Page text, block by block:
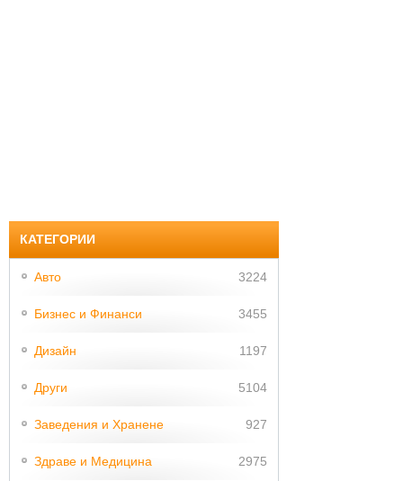
КАТЕГОРИИ
Авто 3224
Бизнес и Финанси 3455
Дизайн 1197
Други 5104
Заведения и Хранене 927
Здраве и Медицина 2975